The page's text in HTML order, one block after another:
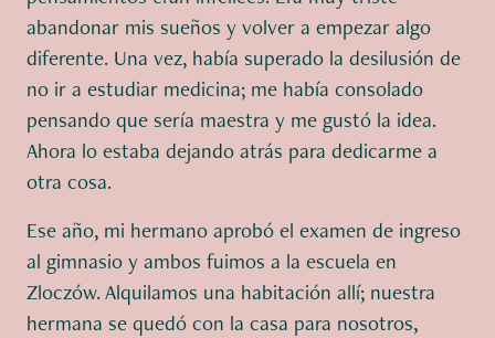
abandonar mis sueños y volver a empezar algo
diferente. Una vez, había superado la desilusión de
no ir a estudiar medicina; me había consolado
pensando que sería maestra y me gustó la idea.
Ahora lo estaba dejando atrás para dedicarme a
otra cosa.
Ese año, mi hermano aprobó el examen de ingreso
al gimnasio y ambos fuimos a la escuela en
Zloczów. Alquilamos una habitación allí; nuestra
hermana se quedó con la casa para nosotros,